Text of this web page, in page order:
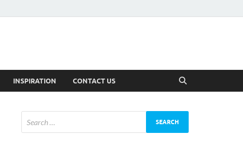
INSPIRATION CONTACT US